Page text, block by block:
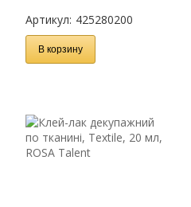
Артикул: 425280200
В корзину